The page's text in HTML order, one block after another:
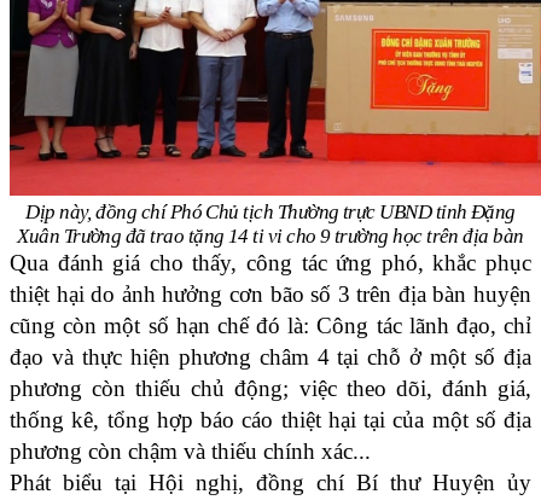
Dịp này, đồng chí Phó Chủ tịch Thường trực UBND tỉnh Đặng
Xuân Trường đã trao tặng 14 ti vi cho 9 trường học trên địa bàn
Qua đánh giá cho thấy, công tác ứng phó, khắc phục
thiệt hại do ảnh hưởng cơn bão số 3 trên địa bàn huyện
cũng còn một số hạn chế đó là: Công tác lãnh đạo, chỉ
đạo và thực hiện phương châm 4 tại chỗ ở một số địa
phương còn thiếu chủ động; việc theo dõi, đánh giá,
thống kê, tổng hợp báo cáo thiệt hại tại của một số địa
phương còn chậm và thiếu chính xác...
Phát biểu tại Hội nghị, đồng chí Bí thư Huyện ủy